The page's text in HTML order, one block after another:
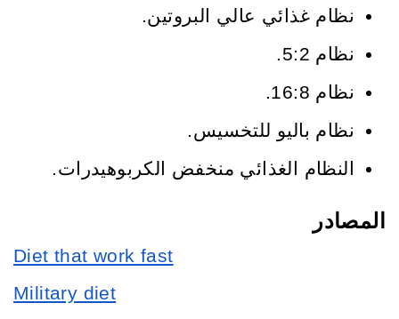
نظام غذائي عالي البروتين.
نظام 5:2.
نظام 16:8.
نظام باليو للتخسيس.
النظام الغذائي منخفض الكربوهيدرات.
المصادر
Diet that work fast
Military diet